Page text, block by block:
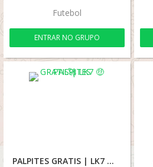
Futebol
ENTRAR NO GRUPO
PALPITES GRATIS | LK7 🤑🚀